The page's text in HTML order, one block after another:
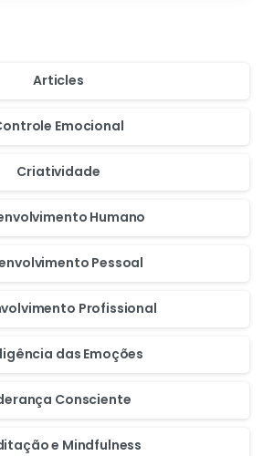
Articles
Emocional
Criatividade
Humano
Pessoal
Profissional
das Emoções
Consciente
e Mindfulness